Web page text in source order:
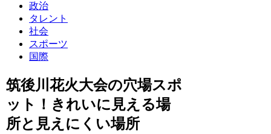
政治
タレント
社会
スポーツ
国際
筑後川花火大会の穴場スポ
ット！きれいに見える場
所と見えにくい場所